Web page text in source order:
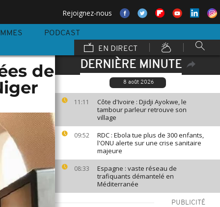
Rejoignez-nous
PODCAST
EN DIRECT
DERNIÈRE MINUTE
8 août 2026
11:11
Côte d'Ivoire : Djidji Ayokwe, le
tambour parleur retrouve son
village
09:52
RDC : Ebola tue plus de 300 enfants,
l'ONU alerte sur une crise sanitaire
majeure
08:33
Espagne : vaste réseau de
trafiquants démantelé en
Méditerranée
PUBLICITÉ
de